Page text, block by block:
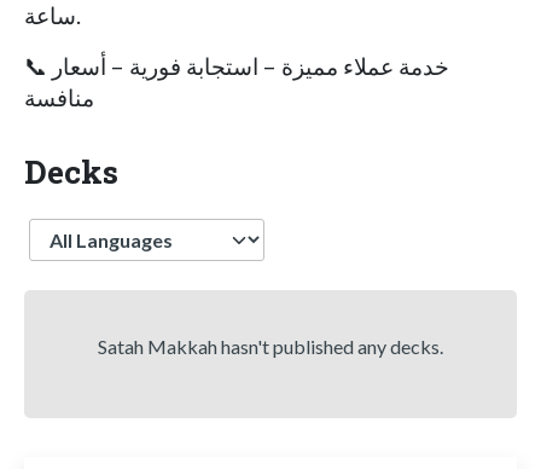
ساعة.
📞 خدمة عملاء مميزة – استجابة فورية – أسعار
منافسة
Decks
Language
Satah Makkah hasn't published any decks.